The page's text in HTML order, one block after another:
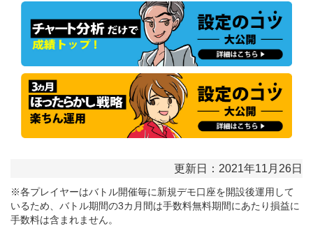
●運用をする上で、重要視しているポイントは？
運用する際にファンダメンタリストさんがトラッキングトレードを
運用するときに、最も重視しているポイントは、『トレンドに沿っ
をしていますが、買い設定にしたのは、上昇トレンドが続いている
ことが理由です。
更新日：2021年11月26日
※各プレイヤーはバトル開催毎に新規デモ口座を開設後運用して
いるため、バトル期間の3カ月間は手数料無料期間にあたり損益に
手数料は含まれません。